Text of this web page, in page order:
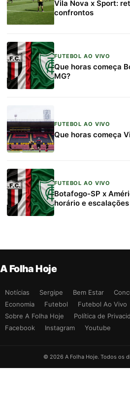
Vila Nova x Sport:
confrontos
FUTEBOL AO VIVO
Que horas começa
MG?
FUTEBOL AO VIVO
Que horas começa
FUTEBOL AO VIVO
Botafogo-SP x
horário e escalações
A Folha Hoje
Notícias Sergipe Bem Estar
Economia
Futebol Futebol Ao Vivo
Sobre A Folha Hoje
Política de
Facebook
Instagram Youtube
© 2026 A Folha Hoje. Todos os